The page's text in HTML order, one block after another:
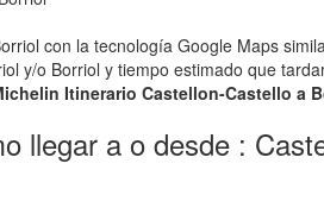
con la tecnología Google Maps
y/o Borriol y tiempo estimado que
Itinerario Castellon-Castello a
llegar a o desde :